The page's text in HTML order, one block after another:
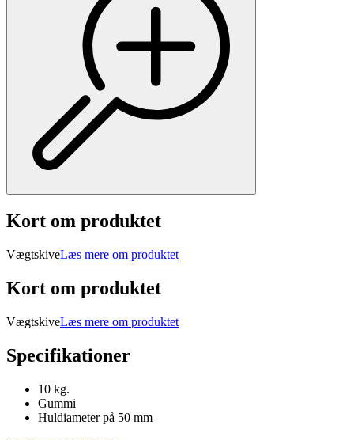
Kort om produktet
VægtskiveLæs mere om produktet
Kort om produktet
VægtskiveLæs mere om produktet
Specifikationer
10 kg.
Gummi
Huldiameter på 50 mm